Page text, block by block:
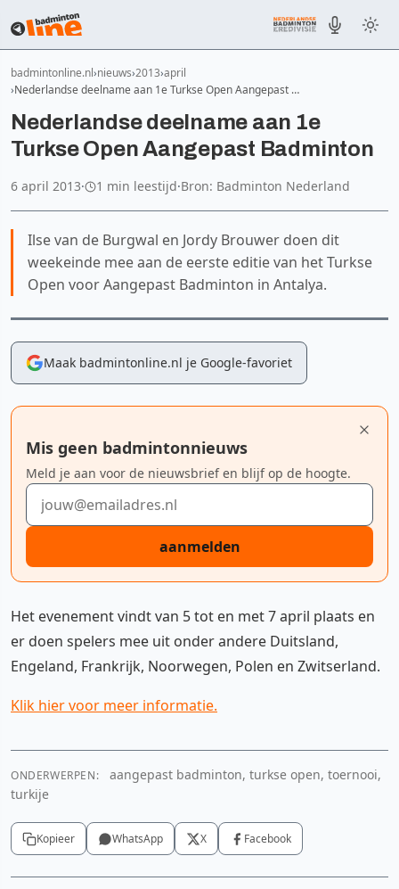
badmintonline.nl nieuws 2013 april
Nederlandse deelname aan 1e Turkse Open Aangepast …
Nederlandse deelname aan 1e
Turkse Open Aangepast Badminton
6 april 2013· 1 min leestijd·Bron: Badminton Nederland
Ilse van de Burgwal en Jordy Brouwer doen dit
weekeinde mee aan de eerste editie van het Turkse
Open voor Aangepast Badminton in Antalya.
Maak badmintonline.nl je Google-favoriet
Mis geen badmintonnieuws
Meld je aan voor de nieuwsbrief en blijf op de hoogte.
E-mailadres
aanmelden
Het evenement vindt van 5 tot en met 7 april plaats en
er doen spelers mee uit onder andere Duitsland,
Engeland, Frankrijk, Noorwegen, Polen en Zwitserland.
Klik hier voor meer informatie.
ONDERWERPEN:
aangepast badminton, turkse open, toernooi,
turkije
Kopieer WhatsApp X Facebook